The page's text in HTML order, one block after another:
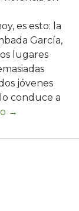
es esto: la
García,
lugares
jóvenes
conduce a